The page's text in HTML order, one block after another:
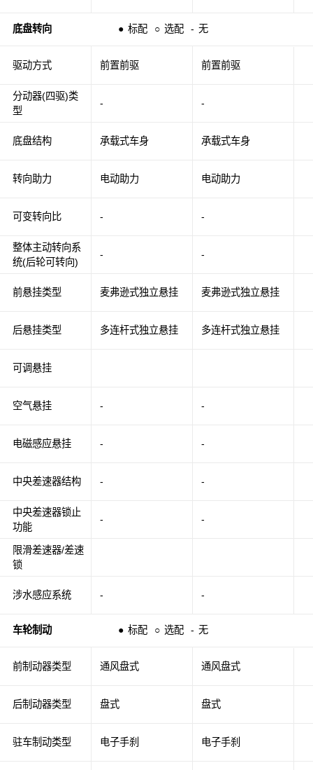
底盘转向 ● 标配 ○ 选配 - 无
驱动方式
分动器(四驱)类
型
底盘结构
转向助力
可变转向比
整体主动转向系
统(后轮可转向)
前悬挂类型
后悬挂类型
可调悬挂
空气悬挂
电磁感应悬挂
中央差速器结构
中央差速器锁止
功能
限滑差速器/差速
锁
涉水感应系统
车轮制动 ● 标配 ○ 选配 - 无
前制动器类型
后制动器类型
驻车制动类型
前置前驱 前置前驱
- -
承载式车身 承载式车身
电动助力 电动助力
- -
- -
麦弗逊式独立悬挂 麦弗逊式独立悬挂
多连杆式独立悬挂 多连杆式独立悬挂
- -
- -
- -
- -
- -
通风盘式 通风盘式
盘式 盘式
电子手刹 电子手刹